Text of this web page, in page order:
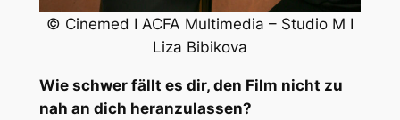
© Cinemed I ACFA Multimedia – Studio M I
Liza Bibikova
Wie schwer fällt es dir, den Film nicht zu
nah an dich heranzulassen?